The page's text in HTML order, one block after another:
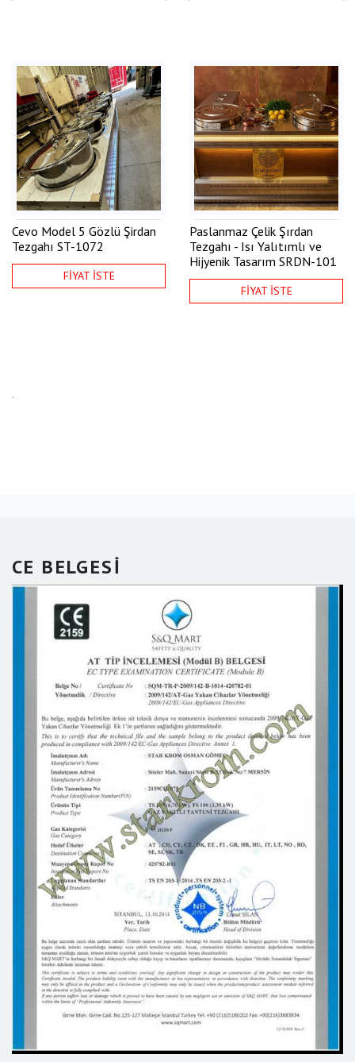
Cevo Model 5 Gözlü Şirdan
Tezgahı ST-1072
FİYAT İSTE
Paslanmaz Çelik Şırdan
Tezgahı - Isı Yalıtımlı ve
Hijyenik Tasarım SRDN-101
FİYAT İSTE
CE BELGESİ